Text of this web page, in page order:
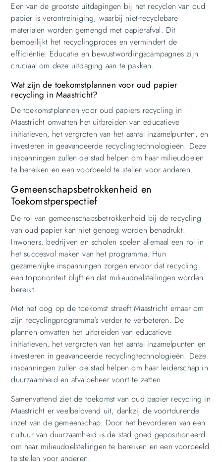
Een van de grootste uitdagingen bij het recyclen van oud
papier is verontreiniging, waarbij niet-recyclebare
materialen worden gemengd met papierafval. Dit
bemoeilijkt het recyclingproces en vermindert de
efficiëntie. Educatie en bewustwordingscampagnes zijn
cruciaal om deze uitdaging aan te pakken.
Wat zijn de toekomstplannen voor oud papier
recycling in Maastricht?
De toekomstplannen voor oud papiers recycling in
Maastricht omvatten het uitbreiden van educatieve
initiatieven, het vergroten van het aantal inzamelpunten, en
investeren in geavanceerde recyclingtechnologieën. Deze
inspanningen zullen de stad helpen om haar milieudoelen
te bereiken en een voorbeeld te stellen voor anderen.
Gemeenschapsbetrokkenheid en
Toekomstperspectief
De rol van gemeenschapsbetrokkenheid bij de recycling
van oud papier kan niet genoeg worden benadrukt.
Inwoners, bedrijven en scholen spelen allemaal een rol in
het succesvol maken van het programma. Hun
gezamenlijke inspanningen zorgen ervoor dat recycling
een topprioriteit blijft en dat milieudoelstellingen worden
bereikt.
Met het oog op de toekomst streeft Maastricht ernaar om
zijn recyclingprogramma’s verder te verbeteren. De
plannen omvatten het uitbreiden van educatieve
initiatieven, het vergroten van het aantal inzamelpunten en
investeren in geavanceerde recyclingtechnologieën. Deze
inspanningen zullen de stad helpen om haar leiderschap in
duurzaamheid en afvalbeheer voort te zetten.
Samenvattend ziet de toekomst van oud papier recycling in
Maastricht er veelbelovend uit, dankzij de voortdurende
inzet van de gemeenschap. Door het bevorderen van een
cultuur van duurzaamheid is de stad goed gepositioneerd
om haar milieudoelstellingen te bereiken en een voorbeeld
te stellen voor anderen.